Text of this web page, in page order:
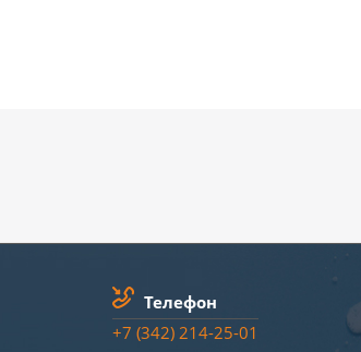
Телефон
+7 (342) 214-25-01